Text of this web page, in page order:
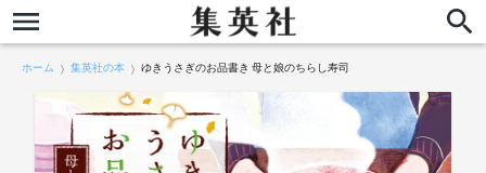
ホーム 集英社の本 ゆきうさぎのお品書き 母と娘のちらし寿司